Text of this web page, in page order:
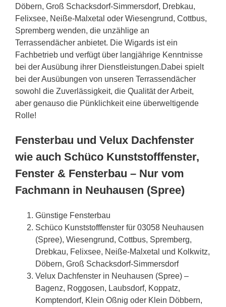
Döbern, Groß Schacksdorf-Simmersdorf, Drebkau,
Felixsee, Neiße-Malxetal oder Wiesengrund, Cottbus,
Spremberg wenden, die unzählige an
Terrassendächer anbietet. Die Wigards ist ein
Fachbetrieb und verfügt über langjährige Kenntnisse
bei der Ausübung ihrer Dienstleistungen.Dabei spielt
bei der Ausübungen von unseren Terrassendächer
sowohl die Zuverlässigkeit, die Qualität der Arbeit,
aber genauso die Pünklichkeit eine überweltigende
Rolle!
Fensterbau und Velux Dachfenster
wie auch Schüco Kunststofffenster,
Fenster & Fensterbau – Nur vom
Fachmann in Neuhausen (Spree)
Günstige Fensterbau
Schüco Kunststofffenster für 03058 Neuhausen
(Spree), Wiesengrund, Cottbus, Spremberg,
Drebkau, Felixsee, Neiße-Malxetal und Kolkwitz,
Döbern, Groß Schacksdorf-Simmersdorf
Velux Dachfenster in Neuhausen (Spree) –
Bagenz, Roggosen, Laubsdorf, Koppatz,
Komptendorf, Klein Oßnig oder Klein Döbbern,